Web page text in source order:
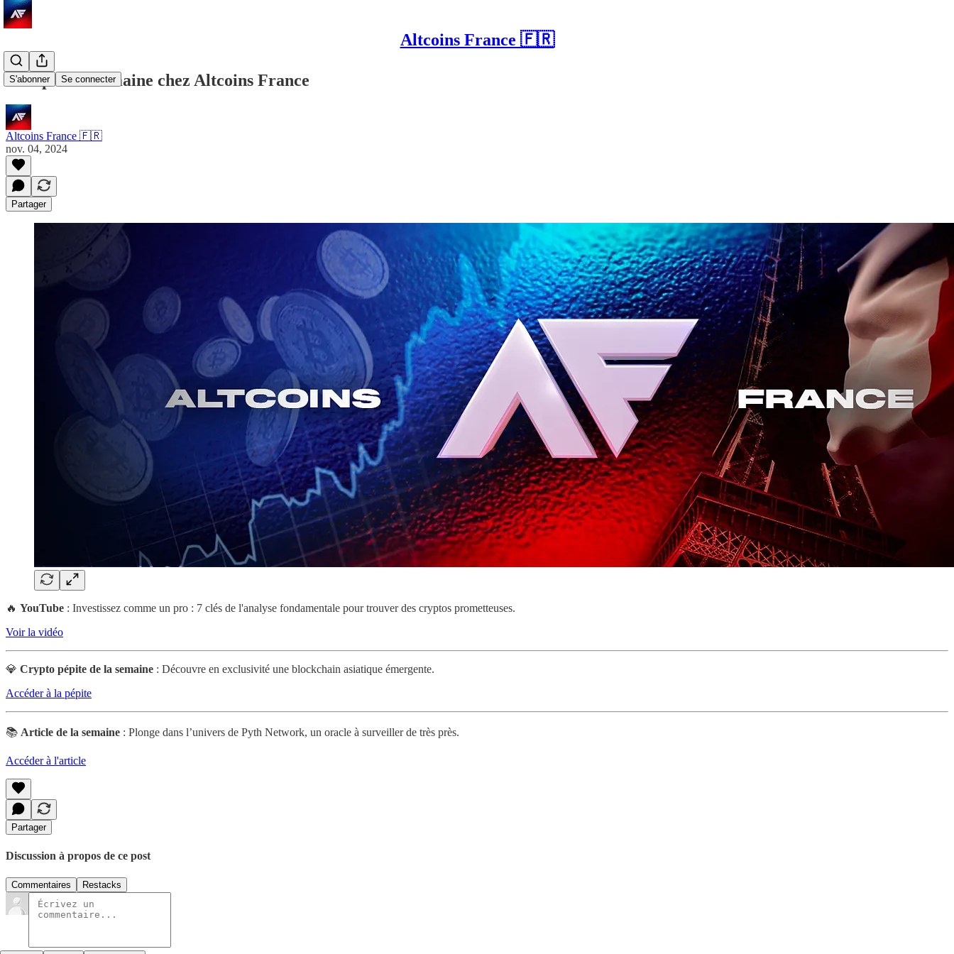
Altcoins France 🇫🇷
S'abonner Se connecter
Récap de la semaine chez Altcoins France
Altcoins France 🇫🇷
nov. 04, 2024
Partager
🔥 YouTube : Investissez comme un pro : 7 clés de l'analyse fondamentale pour trouver des cryptos prometteuses.
Voir la vidéo
💎 Crypto pépite de la semaine : Découvre en exclusivité une blockchain asiatique émergente.
Accéder à la pépite
📚 Article de la semaine : Plonge dans l’univers de Pyth Network, un oracle à surveiller de très près.
Accéder à l'article
Partager
Discussion à propos de ce post
Commentaires Restacks